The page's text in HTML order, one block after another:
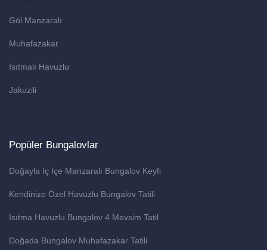
Göl Manzaralı
Muhafazakar
Isıtmalı Havuzlu
Jakuzili
Popüler Bungalovlar
Doğayla İç İçe Manzaralı Bungalov Keyfi
Kendinize Özel Havuzlu Bungalov Tatili
Isıtma Havuzlu Bungalov 4 Mevsim Tatil
Doğada Bungalov Muhafazakar Tatili